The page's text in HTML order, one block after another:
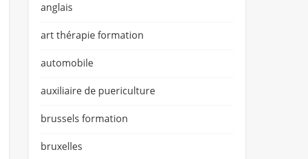
anglais
art thérapie formation
automobile
auxiliaire de puericulture
brussels formation
bruxelles